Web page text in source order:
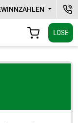
LOSE